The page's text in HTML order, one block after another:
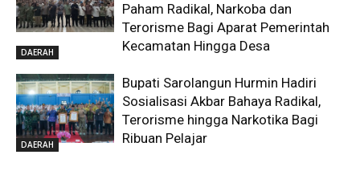
DAERAH
Paham Radikal, Narkoba dan
Terorisme Bagi Aparat Pemerintah
Kecamatan Hingga Desa
DAERAH
Bupati Sarolangun Hurmin Hadiri
Sosialisasi Akbar Bahaya Radikal,
Terorisme hingga Narkotika Bagi
Ribuan Pelajar